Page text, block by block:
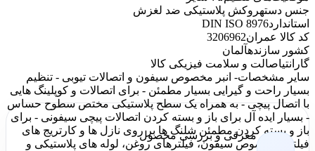
جنس دستهروکش پلاستیکی ضد لغزش
استانداردDIN ISO 8976
کد کالا عمران3206962
کشور سازندهآلمان
گارانتیاصالت و سلامت فیزیکی کالا
سایر مشخصات- انبر مخصوص سیفون و اتصالات تیوبی - تنظیم
بسیار راحت و گیرایی بسیار مطمئن - برای اتصالات و کوپلینگ هایی
با اتصال پیچی - به همراه یک سطح پلاستیکی مختص سطوح حساس
- بسیار ایده آل برای باز و بسته کردن اتصالات پیچی سیفونی - برای
باز و بسته کردن مطمئن شلنگ ها بر روی نازل ها و کارتریج های
فیلتر - مخصوص سیفون، فیلترهای روغن، لوله های پلاستیکی و
معرفی و بررسی محصول